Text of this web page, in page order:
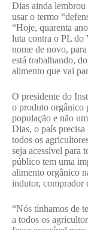
Dias ainda
usar o termo
“Hoje, quarenta
luta contra o PL do
nome de novo,
está trabalhando,
alimento que vai
O presidente do
o produto orgânico
população e não
Dias, o país precisa
todos os
seja acessível para
público tem uma
alimento orgânico
indutor, comprador
“Nós tínhamos de
a todos os